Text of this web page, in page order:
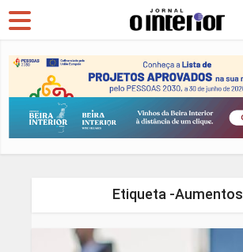
Etiqueta -Aumentos